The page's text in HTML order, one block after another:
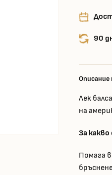
90
Описание
Лек
на
За
Помага